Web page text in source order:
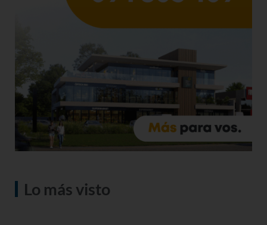
Lo más visto